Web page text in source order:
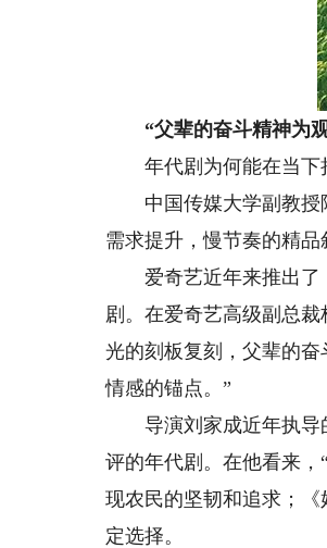
“父辈的奋斗精神为
年代剧为何能在当下
中国传媒大学副教授陆
需求提升，慢节奏的精品
爱奇艺近年来推出了
剧。在爱奇艺高级副总
光的刻板复刻，父辈的
情感的锚点。”
导演刘家成近年执导
评的年代剧。在他看来
现农民的坚韧和追求；
定选择。